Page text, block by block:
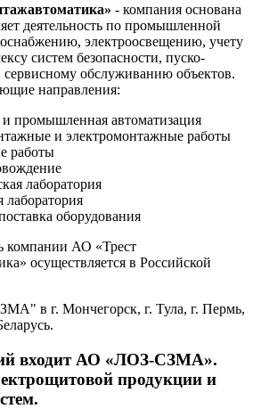
- компания основана
деятельность по промышленной
электроосвещению, учету
систем безопасности, пуско-
обслуживанию объектов.
направления:
промышленная автоматизация
и электромонтажные работы
работы
лаборатория
лаборатория
оборудования
компании АО «Трест
осуществляется в Российской
в г. Мончегорск, г. Тула, г. Пермь,
входит АО «ЛОЗ-СЗМА».
продукции и